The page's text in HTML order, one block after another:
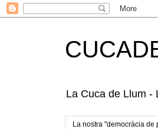
La Cuca de Llum -
La nostra "democràcia de